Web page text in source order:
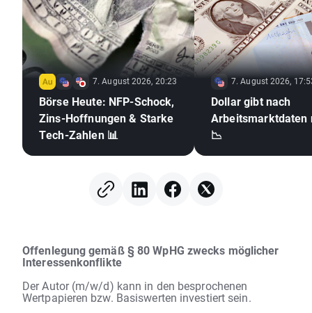
7. August 2026, 20:23
Börse Heute: NFP-Schock,
Zins-Hoffnungen & Starke
Tech-Zahlen 📊
7. August 2026,
Dollar gibt nach
Arbeitsmarktdaten
📉
Offenlegung gemäß § 80 WpHG zwecks möglicher
Interessenkonflikte
Der Autor (m/w/d) kann in den besprochenen
Wertpapieren bzw. Basiswerten investiert sein.